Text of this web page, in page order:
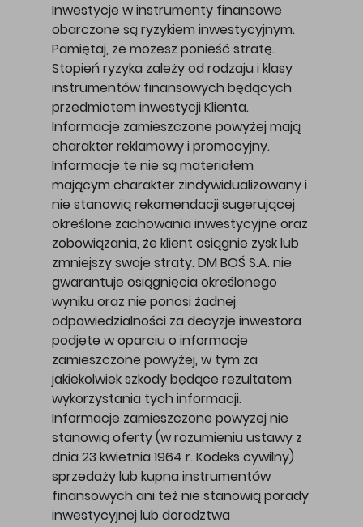
Inwestycje w instrumenty finansowe
obarczone są ryzykiem inwestycyjnym.
Pamiętaj, że możesz ponieść stratę.
Stopień ryzyka zależy od rodzaju i klasy
instrumentów finansowych będących
przedmiotem inwestycji Klienta.
Informacje zamieszczone powyżej mają
charakter reklamowy i promocyjny.
Informacje te nie są materiałem
mającym charakter zindywidualizowany i
nie stanowią rekomendacji sugerującej
określone zachowania inwestycyjne oraz
zobowiązania, że klient osiągnie zysk lub
zmniejszy swoje straty. DM BOŚ S.A. nie
gwarantuje osiągnięcia określonego
wyniku oraz nie ponosi żadnej
odpowiedzialności za decyzje inwestora
podjęte w oparciu o informacje
zamieszczone powyżej, w tym za
jakiekolwiek szkody będące rezultatem
wykorzystania tych informacji.
Informacje zamieszczone powyżej nie
stanowią oferty (w rozumieniu ustawy z
dnia 23 kwietnia 1964 r. Kodeks cywilny)
sprzedaży lub kupna instrumentów
finansowych ani też nie stanowią porady
inwestycyjnej lub doradztwa